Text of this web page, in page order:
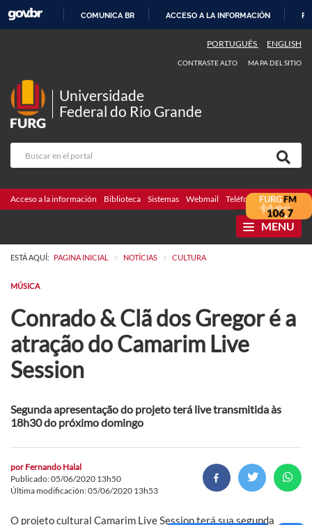
CONTENIDO
COMUNICA BR ACCESO A LA INFORMACIÓN
PORTUGUÊS ENGLISH
CONTRASTE ALTO MAPA DEL SITIO
Universidade
Federal do Rio Grande
Acceso a la información Biblioteca Sistemas Webmail Teléfonos Licitaciones
MENU
ESTÁ AQUÍ: PAGINA INICIAL > NOTÍCIAS > CULTURA
MÚSICA
Conrado & Clã dos Gregor é a
atração do Camarim Live
Session
Segunda apresentação do projeto terá live transmitida às
18h30 do próximo domingo
por Fernando Halal
Publicado: 05/06/2020 13h50
Última modificación: 05/06/2020 13h53
O projeto cultural Camarim Live Session terá sua segunda